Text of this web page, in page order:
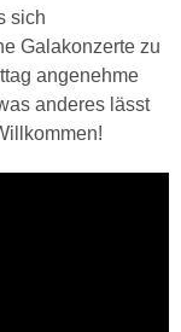
sich
Galakonzerte zu
angenehme
anderes lässt